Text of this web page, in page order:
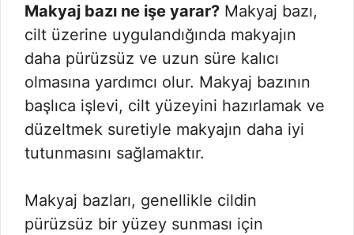
Makyaj bazı ne işe yarar? Makyaj bazı,
cilt üzerine uygulandığında makyajın
daha pürüzsüz ve uzun süre kalıcı
olmasına yardımcı olur. Makyaj bazının
başlıca işlevi, cilt yüzeyini hazırlamak ve
düzeltmek suretiyle makyajın daha iyi
tutunmasını sağlamaktır.
Makyaj bazları, genellikle cildin
pürüzsüz bir yüzey sunması için